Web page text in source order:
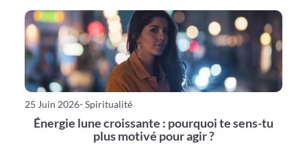
25 Juin 2026- Spiritualité
Énergie lune croissante : pourquoi te sens-tu
plus motivé pour agir ?